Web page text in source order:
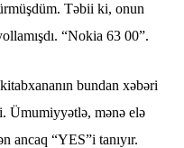
Təbii ki, onun
“Nokia 63 00”.
bundan xəbəri
Ümumiyyətlə, mənə elə
ancaq “YES”i tanıyır.